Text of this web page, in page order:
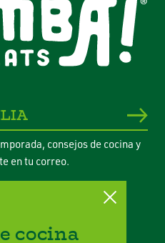
consejos de cocina y
en tu correo.
cocina